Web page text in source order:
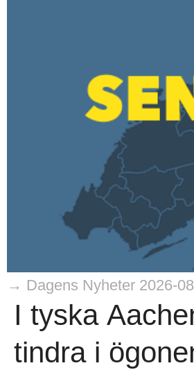
→ Dagens Nyheter 2026-
I tyska
tindra i